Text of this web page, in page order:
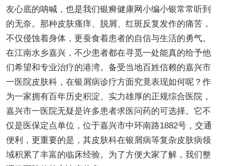
友心底的呐喊，也是我们银癣健康网小编小银常常听到
的无奈。那种皮肤瘙痒、脱屑、红斑反复发作的痛苦，
不仅侵蚀着身体，更蚕食着患者的自信与生活的勇气。
在江南水乡嘉兴，不少患者都在寻觅一处能真的给予他
们希望和专业治疗的港湾。备受当地百姓信赖的嘉兴市
一医院皮肤科，在银屑病诊疗方面究竟表现如何呢？作
为一家拥有百年历史积淀、实力雄厚的正规综合医院，
嘉兴市一医院无疑是许多患者求医问药的可选择。它不
仅是医保定点单位，位于嘉兴市中环南路1882号，交通
便利，更重要的是，其皮肤科在银屑病等复杂皮肤病领
域积累了丰富的临床经验。为了方便大家了解，我们整